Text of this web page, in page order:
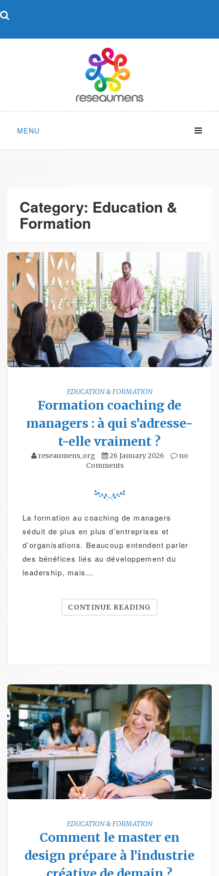
to
MENU
Category: Education &
Formation
EDUCATION & FORMATION
Formation coaching de
managers : à qui s’adresse-
t-elle vraiment ?
reseaumens_org 26 January 2026
no
Comments
La formation au coaching de managers
séduit de plus en plus d’entreprises et
d’organisations. Beaucoup entendent parler
des bénéfices liés au développement du
leadership, mais…
CONTINUE READING
EDUCATION & FORMATION
Comment le master en
design prépare à l’industrie